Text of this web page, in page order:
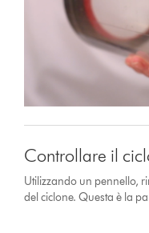
Controllare il
Utilizzando un pennello,
del ciclone. Questa è la